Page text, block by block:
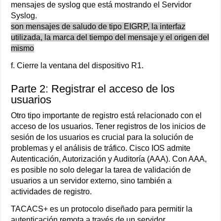
mensajes de syslog que está mostrando el Servidor
Syslog.
son mensajes de saludo de tipo EIGRP, la interfaz
utilizada, la marca del tiempo del mensaje y el origen del
mismo
f. Cierre la ventana del dispositivo R1.
Parte 2: Registrar el acceso de los
usuarios
Otro tipo importante de registro está relacionado con el
acceso de los usuarios. Tener registros de los inicios de
sesión de los usuarios es crucial para la solución de
problemas y el análisis de tráfico. Cisco IOS admite
Autenticación, Autorización y Auditoría (AAA). Con AAA,
es posible no solo delegar la tarea de validación de
usuarios a un servidor externo, sino también a
actividades de registro.
TACACS+ es un protocolo diseñado para permitir la